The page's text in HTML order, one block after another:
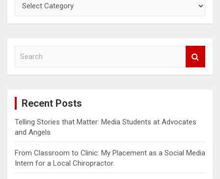
Categories
Recent Posts
Telling Stories that Matter: Media Students at Advocates
and Angels
From Classroom to Clinic: My Placement as a Social Media
Intern for a Local Chiropractor.